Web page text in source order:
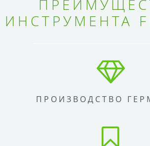
ИНСТРУМЕНТА
ПРОИЗВОДСТВО